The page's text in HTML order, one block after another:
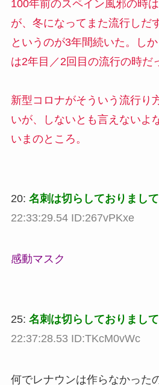
100年前のスペイン風邪の時
が、冬になってまた流行しだ
というのが3年間続いた。し
は2年目／2回目の流行の時だ
新型コロナがそういう流行り
いが、しないとも言えないよ
いまのところ。
20: 名刺は切らしておりまして
22:33:29.54 ID:267vPKxe
感動マスク
25: 名刺は切らしておりまして
22:37:28.53 ID:TKcM0vWc
何でレナウンは作らなかった